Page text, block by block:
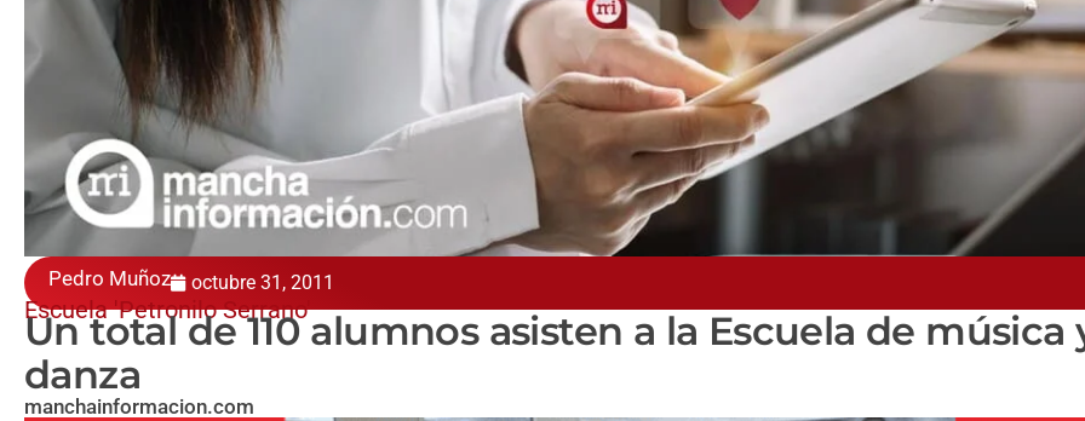
Pedro Muñoz octubre 31, 2011
Escuela 'Petronilo Serrano'
Un total de 110 alumnos asisten a la Escuela de música
danza
manchainformacion.com